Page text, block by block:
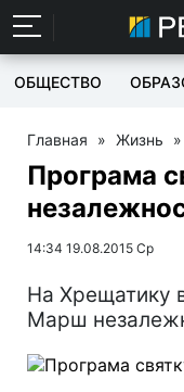
ОБЩЕСТВО
Главная » Жизнь »
Програма
14:34 19.08.2015 Ср
На Хрещатику
Марш